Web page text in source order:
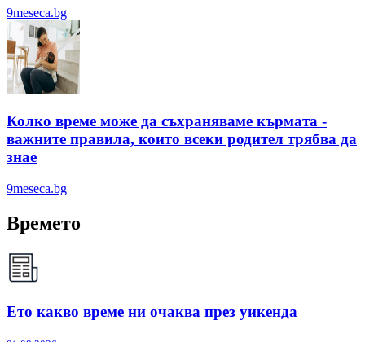
9meseca.bg
Колко време може да съхраняваме кърмата -
важните правила, които всеки родител трябва да
знае
9meseca.bg
Времето
Ето какво време ни очаква през уикенда